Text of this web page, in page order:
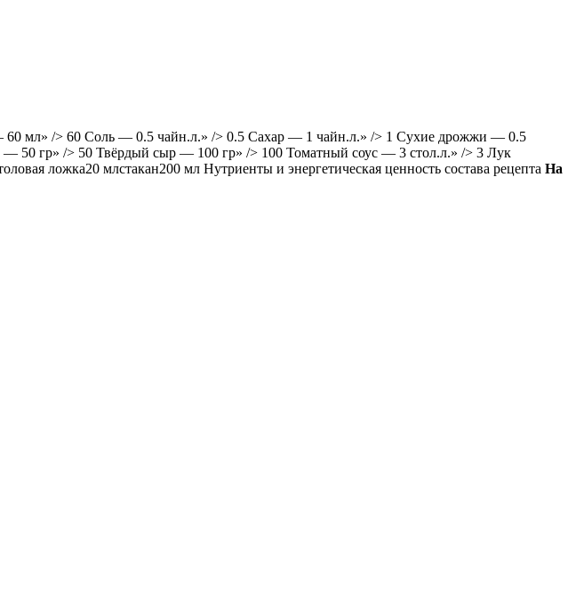
60 мл» /> 60 Соль — 0.5 чайн.л.» /> 0.5 Сахар — 1 чайн.л.» /> 1 Сухие дрожжи — 0.5
50 гр» /> 50 Твёрдый сыр — 100 гр» /> 100 Томатный соус — 3 стол.л.» /> 3 Лук
ложка20 млстакан200 мл Нутриенты и энергетическая ценность состава рецепта На